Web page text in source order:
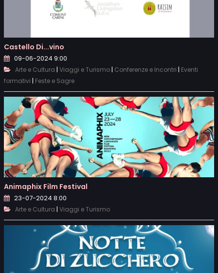
Castello Di...vino
09-06-2024 9:00
Arte e Cultura | Viaggi e Turismo| Conferenze e Incontri | Eventi
formativi | Feste e Sagre
Animaphix Film Festival
23-07-2024 8:00
Arte e Cultura | Viaggi e Turismo